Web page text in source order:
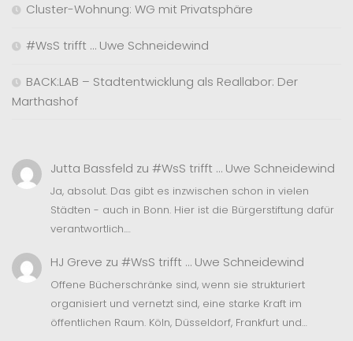
Cluster-Wohnung: WG mit Privatsphäre
#WsS trifft … Uwe Schneidewind
BACK:LAB – Stadtentwicklung als Reallabor: Der
Marthashof
Jutta Bassfeld zu #WsS trifft … Uwe Schneidewind
Ja, absolut. Das gibt es inzwischen schon in vielen
Städten - auch in Bonn. Hier ist die Bürgerstiftung dafür
verantwortlich.…
HJ Greve zu #WsS trifft … Uwe Schneidewind
Offene Bücherschränke sind, wenn sie strukturiert
organisiert und vernetzt sind, eine starke Kraft im
öffentlichen Raum. Köln, Düsseldorf, Frankfurt und…